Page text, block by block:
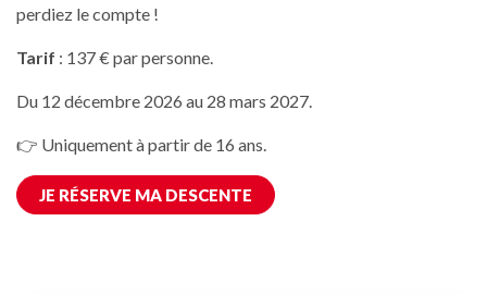
perdiez le compte !
Tarif : 137 € par personne.
Du 12 décembre 2026 au 28 mars 2027.
👉 Uniquement à partir de 16 ans.
JE RÉSERVE MA DESCENTE